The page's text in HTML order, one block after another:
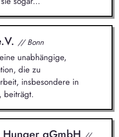
// Bonn
unabhängige,
die zu
insbesondere in
beiträgt.